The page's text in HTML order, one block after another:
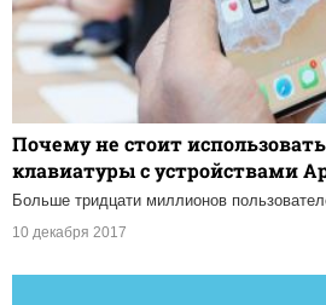
Почему не стоит
клавиатуры с устройствами
Больше тридцати миллионов
10 декабря 2017